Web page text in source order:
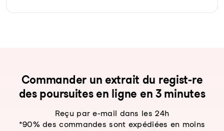
Com­man­der un ex­trait du re­gist-re
des pour­sui­tes en li­gne en 3 mi­nu­tes
Reçu par e-mail dans les 24h
*90% des commandes sont expédiées en moins